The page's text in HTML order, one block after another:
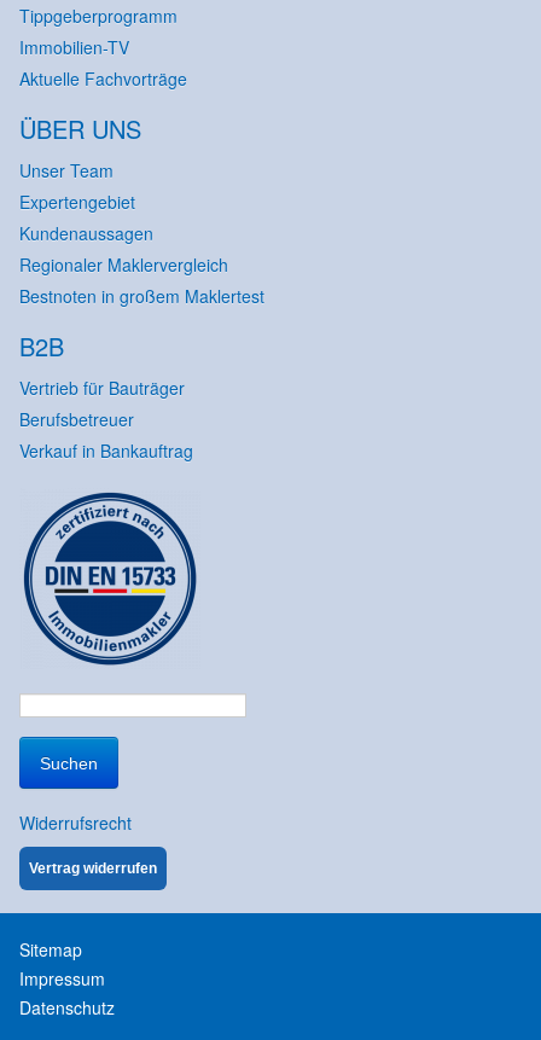
Tippgeberprogramm
Immobilien-TV
Aktuelle Fachvorträge
ÜBER UNS
Unser Team
Expertengebiet
Kundenaussagen
Regionaler Maklervergleich
Bestnoten in großem Maklertest
B2B
Vertrieb für Bauträger
Berufsbetreuer
Verkauf in Bankauftrag
Suchen
nach:
Widerrufsrecht
Vertrag widerrufen
Sitemap
Impressum
Datenschutz